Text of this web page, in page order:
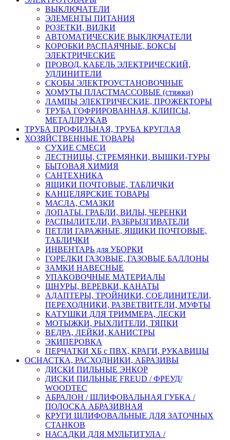
ВЫКЛЮЧАТЕЛИ
ЭЛЕМЕНТЫ ПИТАНИЯ
РОЗЕТКИ, ВИЛКИ
АВТОМАТИЧЕСКИЕ ВЫКЛЮЧАТЕЛИ
КОРОБКИ РАСПАЯЧНЫЕ, БОКСЫ
ЭЛЕКТРИЧЕСКИЕ
ПРОВОД, КАБЕЛЬ ЭЛЕКТРИЧЕСКИЙ,
УДЛИНИТЕЛИ
СКОБЫ ЭЛЕКТРОУСТАНОВОЧНЫЕ
ХОМУТЫ ПЛАСТМАССОВЫЕ (стяжки)
ЛАМПЫ ЭЛЕКТРИЧЕСКИЕ, ПРОЖЕКТОРЫ
ТРУБА ГОФРИРОВАННАЯ, КЛИПСЫ,
МЕТАЛЛРУКАВ
ТРУБА ПРОФИЛЬНАЯ, ТРУБА КРУГЛАЯ
ХОЗЯЙСТВЕННЫЕ ТОВАРЫ
СУХИЕ СМЕСИ
ЛЕСТНИЦЫ, СТРЕМЯНКИ, ВЫШКИ-ТУРЫ
БЫТОВАЯ ХИМИЯ
САНТЕХНИКА
ЯЩИКИ ПОЧТОВЫЕ, ТАБЛИЧКИ
КАНЦЕЛЯРСКИЕ ТОВАРЫ
МАСЛА, СМАЗКИ
ЛОПАТЫ. ГРАБЛИ, ВИЛЫ, ЧЕРЕНКИ
РАСПЫЛИТЕЛИ, РАЗБРЫЗГИВАТЕЛИ
ПЕТЛИ ГАРАЖНЫЕ, ЯЩИКИ ПОЧТОВЫЕ,
ТАБЛИЧКИ
ИНВЕНТАРЬ для УБОРКИ
ГОРЕЛКИ ГАЗОВЫЕ, ГАЗОВЫЕ БАЛЛОНЫ
ЗАМКИ НАВЕСНЫЕ
УПАКОВОЧНЫЕ МАТЕРИАЛЫ
ШНУРЫ, ВЕРЕВКИ, КАНАТЫ
АДАПТЕРЫ, ТРОЙНИКИ, СОЕДИНИТЕЛИ,
ПЕРЕХОДНИКИ, РАЗВЕТВИТЕЛИ, МУФТЫ
КАТУШКИ ДЛЯ ТРИММЕРА, ЛЕСКИ
МОТЫЖКИ, РЫХЛИТЕЛИ, ТЯПКИ
ВЕДРА, ЛЕЙКИ, КАНИСТРЫ
ЭКИПЕРОВКА
ПЕРЧАТКИ ХБ с ПВХ, КРАГИ, РУКАВИЦЫ
ОСНАСТКА, РАСХОДНИКИ, АБРАЗИВЫ
ДИСКИ ПИЛЬНЫЕ ЭНКОР
ДИСКИ ПИЛЬНЫЕ FREUD / ФРЕУД/
WOODTEC
АБРАЛОН / ШЛИФОВАЛЬНАЯ ГУБКА /
ПОЛОСКА АБРАЗИВНАЯ
КРУГИ ШЛИФОВАЛЬНЫЕ ДЛЯ ЗАТОЧНЫХ
СТАНКОВ
НАСАДКИ ДЛЯ МУЛЬТИТУЛА /